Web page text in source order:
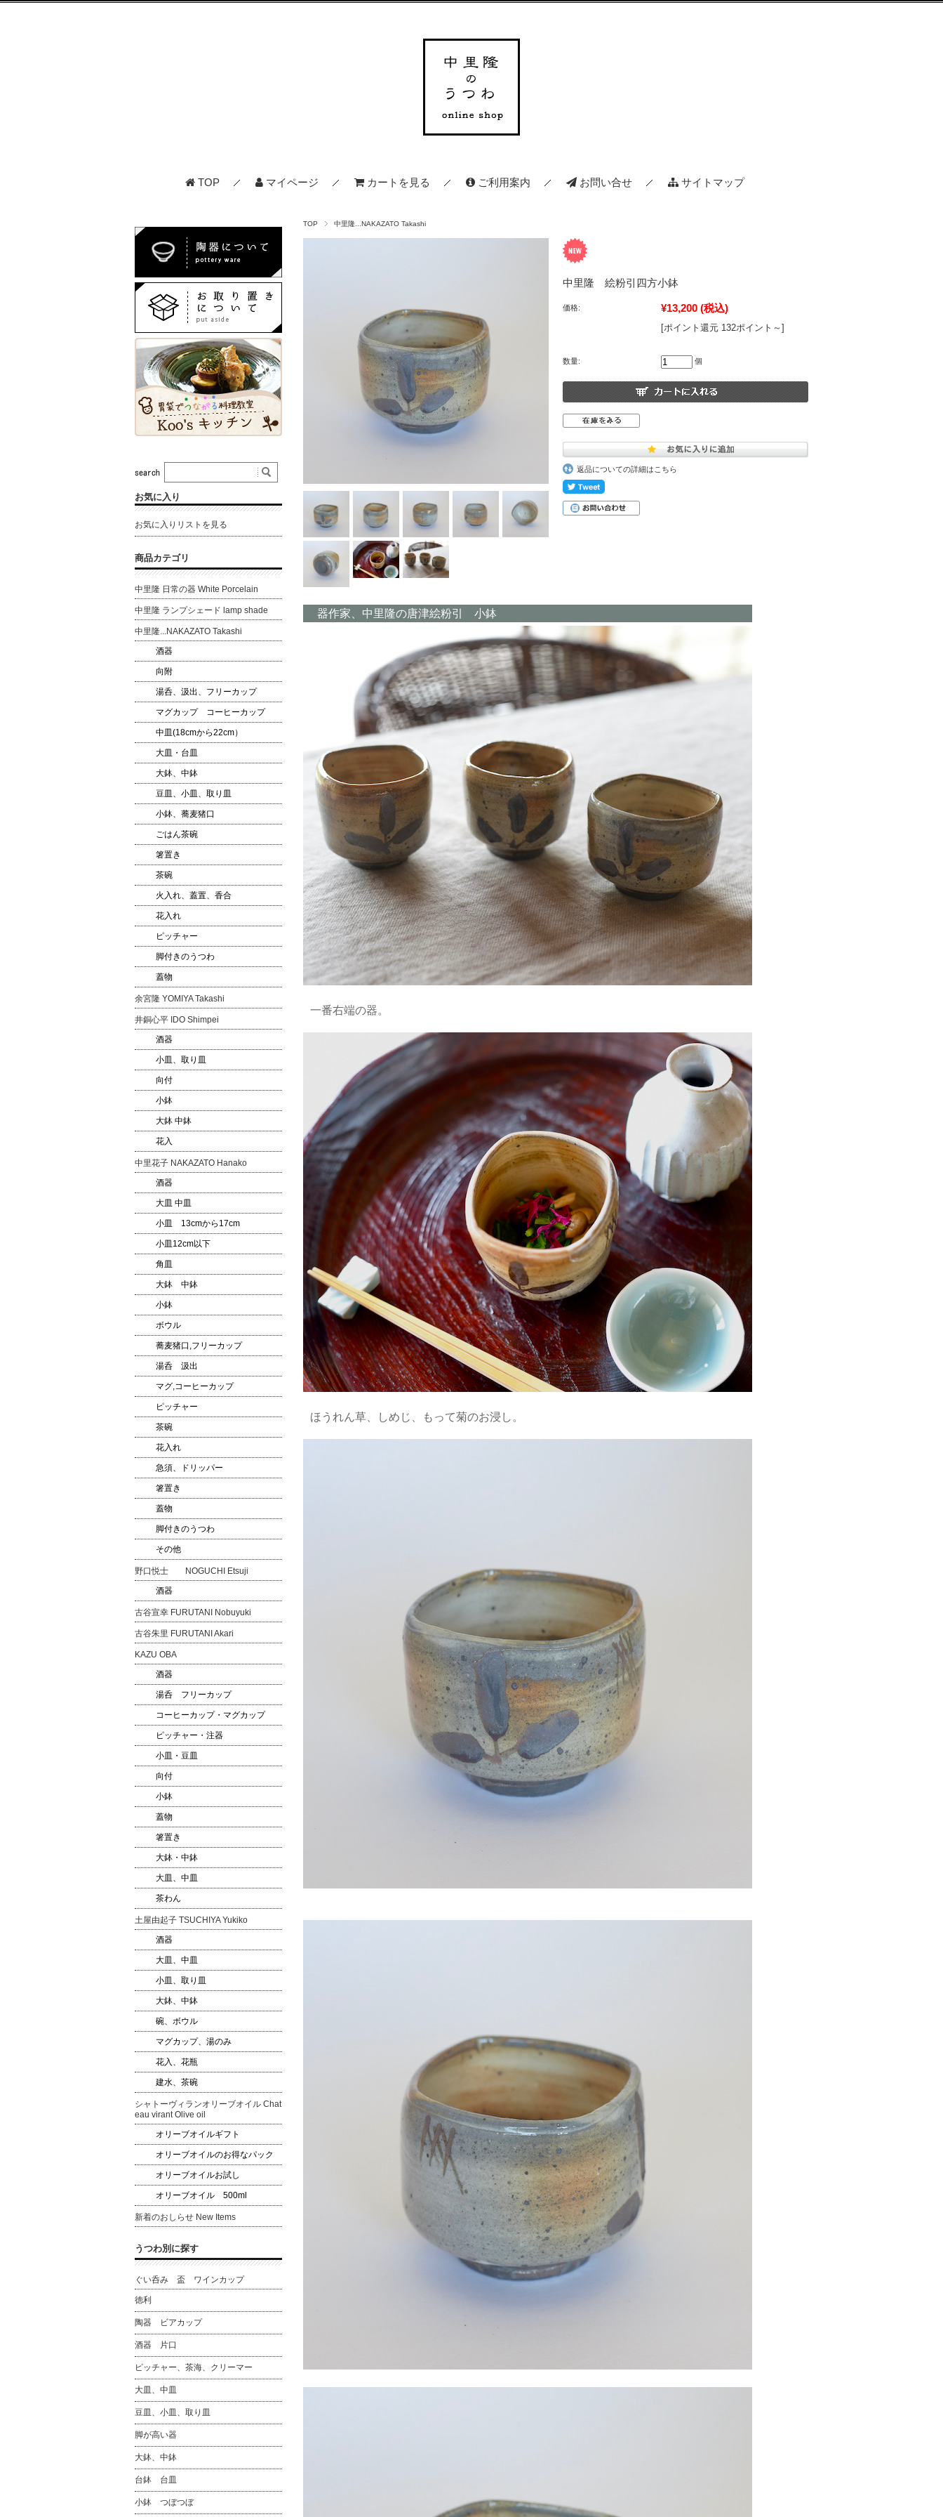
TOP マイページ カートを見る ご利用案内 お問い合せ サイトマップ
TOP 中里隆...NAKAZATO Takashi
中里隆 絵粉引四方小鉢
価格: ¥13,200 (税込)
[ポイント還元 132ポイント～]
数量: 個
返品についての詳細はこちら
器作家、中里隆の唐津絵粉引 小鉢
一番右端の器。
ほうれん草、しめじ、もって菊のお浸し。
お気に入り
お気に入りリストを見る
商品カテゴリ
中里隆 日常の器 White Porcelain
中里隆 ランプシェード lamp shade
中里隆...NAKAZATO Takashi
酒器
向附
湯呑、汲出、フリーカップ
マグカップ コーヒーカップ
中皿(18cmから22cm）
大皿・台皿
大鉢、中鉢
豆皿、小皿、取り皿
小鉢、蕎麦猪口
ごはん茶碗
箸置き
茶碗
火入れ、蓋置、香合
花入れ
ピッチャー
脚付きのうつわ
蓋物
余宮隆 YOMIYA Takashi
井銅心平 IDO Shimpei
酒器
小皿、取り皿
向付
小鉢
大鉢 中鉢
花入
中里花子 NAKAZATO Hanako
酒器
大皿 中皿
小皿 13cmから17cm
小皿12cm以下
角皿
大鉢 中鉢
小鉢
ボウル
蕎麦猪口,フリーカップ
湯呑 汲出
マグ,コーヒーカップ
ピッチャー
茶碗
花入れ
急須、ドリッパー
箸置き
蓋物
脚付きのうつわ
その他
野口悦士 NOGUCHI Etsuji
酒器
古谷宣幸 FURUTANI Nobuyuki
古谷朱里 FURUTANI Akari
KAZU OBA
酒器
湯呑 フリーカップ
コーヒーカップ・マグカップ
ピッチャー・注器
小皿・豆皿
向付
小鉢
蓋物
箸置き
大鉢・中鉢
大皿、中皿
茶わん
土屋由起子 TSUCHIYA Yukiko
酒器
大皿、中皿
小皿、取り皿
大鉢、中鉢
碗、ボウル
マグカップ、湯のみ
花入、花瓶
建水、茶碗
シャトーヴィランオリーブオイル Chat
eau virant Olive oil
オリーブオイルギフト
オリーブオイルのお得なパック
オリーブオイルお試し
オリーブオイル 500ml
新着のおしらせ New Items
うつわ別に探す
ぐい呑み 盃 ワインカップ
徳利
陶器 ビアカップ
酒器 片口
ピッチャー、茶海、クリーマー
大皿、中皿
豆皿、小皿、取り皿
脚が高い器
大鉢、中鉢
台鉢 台皿
小鉢 つぼつぼ